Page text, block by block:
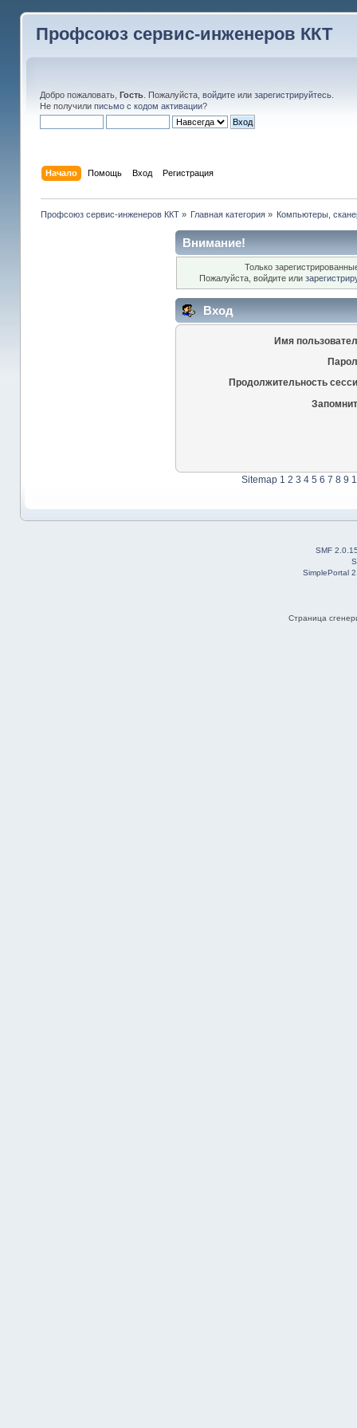
Профсоюз сервис-инженеров ККТ
Добро пожаловать, Гость. Пожалуйста, войдитеили зарегистрируйтесь.
Не получили письмо с кодом активации?
Начало Помощь Вход Регистрация
Профсоюз сервис-инженеров ККТ» Главная категория » Компьютеры,
Внимание!
Только
Пожалуйста, войдите или
Вход
Имя
Продолжительность
Sitemap 1 2 3 4 5 6 7 8 9
SMF
SimplePortal
Страница